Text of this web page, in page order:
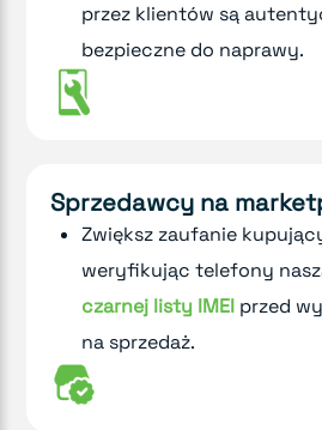
przez klientów są
bezpieczne do naprawy.
Sprzedawcy na
Zwiększ zaufanie
weryfikując telefony
czarnej listy IMEI przed
na sprzedaż.